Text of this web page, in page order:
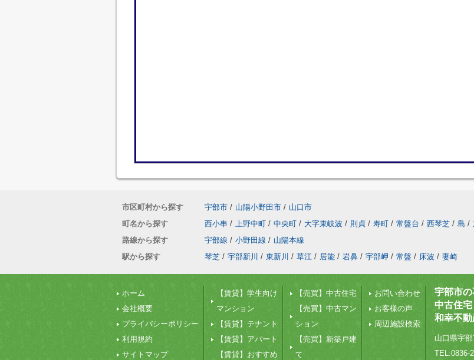
市区町村から探す 宇部市 / 山陽小野田市 / 山口市
町名から探す
西小串 / 上野中町 / 中央町 / 大字東岐波 / 則貞 / 寿町 / 常盤台 / 西琴芝 / 島 /
路線から探す
宇部線 / 小野田線 / 山陽本線
駅から探す
琴芝 / 宇部新川 / 東新川 / 草江 / 居能 / 岩鼻 / 宇部岬 / 常盤 / 床波 / 妻崎
ホーム
会社概要
プライバシーポリシー
利用規約
サイトマップ
【賃貸】学生向け
マンション
【賃貸】テナント
【賃貸】アパート
【賃貸】おすすめ
【売買】中古住宅
【売買】中古マン
ション
【売買】新築戸建
て
お問い合わせ
お客様の声
周辺施設検索
宇部市
中古住
和幸不動
山口県宇
TEL:0836-